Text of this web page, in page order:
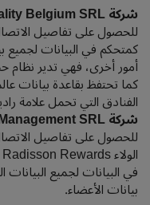
شركة Radisson Hospitality Belgium SRL
للحصول على تفاصيل
كمتحكم في البيانات لجميع
أمور أخرى، فهي تدير
كما تحتفظ بقاعدة بيانات
الفنادق التي تحمل علامة
شركة Radisson Loyalty Management SRL
للحصول على تفاصيل
في البيانات لجميع
بيانات الأعضاء.